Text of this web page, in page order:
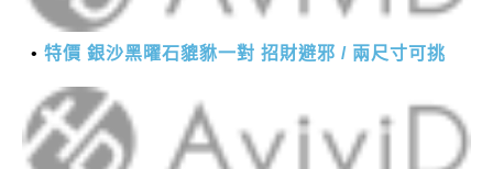
特價 銀沙黑曜石貔貅一對 招財避邪 / 兩尺寸可挑